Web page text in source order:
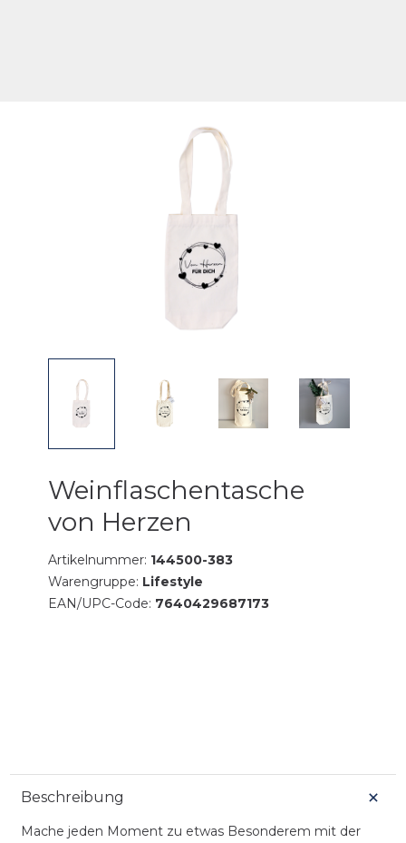
Weinflaschentasche
von Herzen
Artikelnummer: 144500-383
Warengruppe: Lifestyle
EAN/UPC-Code: 7640429687173
Beschreibung
Mache jeden Moment zu etwas Besonderem mit der